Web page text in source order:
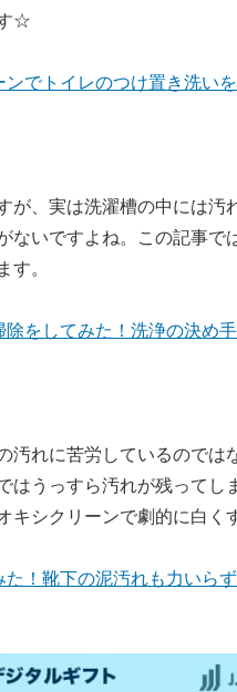
☆
でトイレのつけ置き洗いを
が、実は洗濯槽の中には汚
ないですよね。この記事で
す。
をしてみた！洗浄の決め手
汚れに苦労しているのでは
はうっすら汚れが残ってし
キシクリーンで劇的に白く
！靴下の泥汚れも力いら